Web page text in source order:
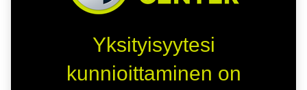
Yksityisyytesi
kunnioittaminen on